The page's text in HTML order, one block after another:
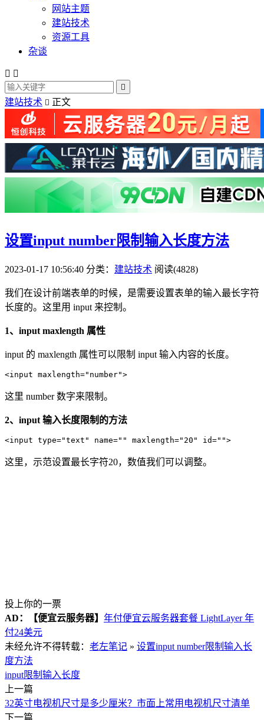
网站主题
建站技术
资源工具
杂谈
 

建站技术  正文
设置input number限制输入长度方法
2023-01-17 10:56:40 分类： 建站技术 阅读(4828)
我们在设计前端表单的时候，是需要设置表单的输入最长字符
长度的。这里用 input 来控制。
1、input maxlength 属性
input 的 maxlength 属性可以限制 input 输入内容的长度。
这里 number 数字来限制。
2、input 输入长度限制的方法
这里，示范设置最长字符20，数值我们可以调整。
投上你的一票
AD：
【便宜云服务器】 年付便宜云服务器套餐 LightLayer 年
付24美元
未经允许不得转载： 老左笔记 » 设置input number限制输入长
度方法
input限制输入长度
上一篇
32英寸电视机尺寸是多少厘米？市面上常用电视机尺寸清单
下一篇